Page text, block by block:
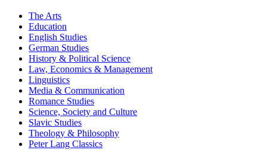
The Arts
Education
English Studies
German Studies
History & Political Science
Law, Economics & Management
Linguistics
Media & Communication
Romance Studies
Science, Society and Culture
Slavic Studies
Theology & Philosophy
Peter Lang Classics